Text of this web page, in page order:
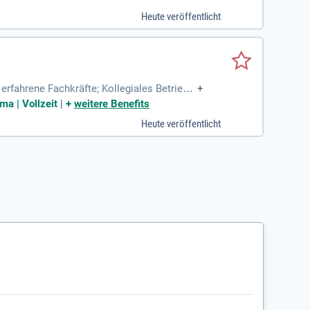
die Zukunft des Marketings gestaltet. Be
Heute veröffentlicht
Fachkräfte; Kollegiales Betriebs
Ausbildungswelt
+
| Vollzeit |+weitere Benefits
Heute veröffentlicht